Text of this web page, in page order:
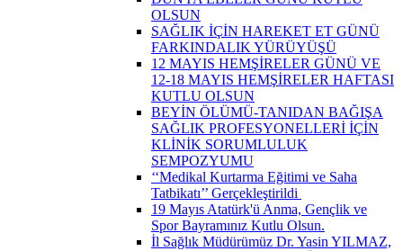
OLSUN
SAĞLIK İÇİN HAREKET ET GÜNÜ
FARKINDALIK YÜRÜYÜŞÜ
12 MAYIS HEMŞİRELER GÜNÜ VE
12-18 MAYIS HEMŞİRELER HAFTASI
KUTLU OLSUN
BEYİN ÖLÜMÜ-TANIDAN BAĞIŞA
SAĞLIK PROFESYONELLERİ İÇİN
KLİNİK SORUMLULUK
SEMPOZYUMU
‘‘Medikal Kurtarma Eğitimi ve Saha
Tatbikatı’’ Gerçekleştirildi ​
19 Mayıs Atatürk'ü Anma, Gençlik ve
Spor Bayramınız Kutlu Olsun.
İl Sağlık Müdürümüz Dr. Yasin YILMAZ,